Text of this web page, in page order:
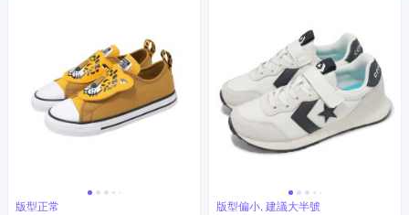
版型正常 版型偏小, 建議大半號